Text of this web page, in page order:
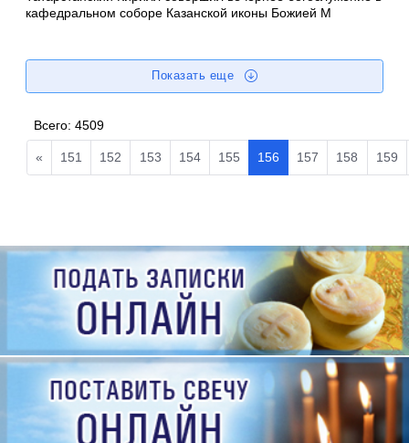
кафедральном соборе Казанской иконы Божией М
Показать еще
Всего:4509
« 151 152 153 154 155 156 157 158 159